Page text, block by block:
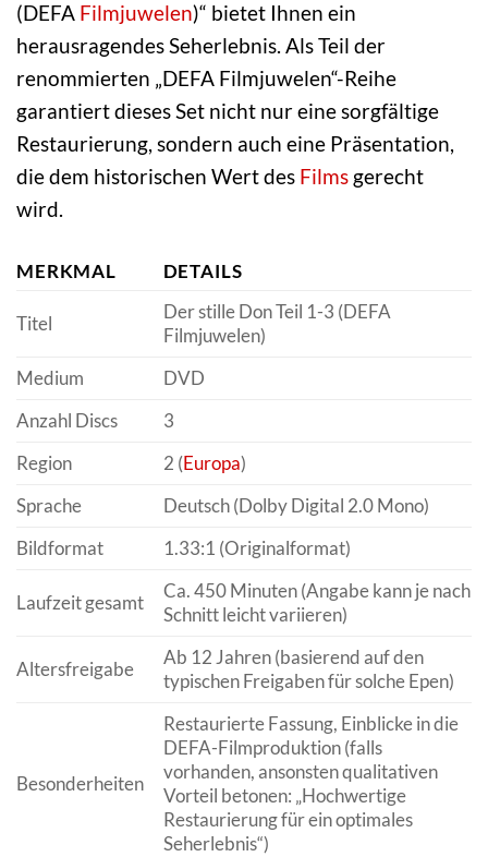
(DEFA Filmjuwelen)“ bietet Ihnen ein
herausragendes Seherlebnis. Als Teil der
renommierten „DEFA Filmjuwelen“-Reihe
garantiert dieses Set nicht nur eine sorgfältige
Restaurierung, sondern auch eine Präsentation,
die dem historischen Wert des Films gerecht
wird.
MERKMAL DETAILS
Titel
Der stille Don Teil 1-3 (DEFA
Filmjuwelen)
Medium
DVD
Anzahl Discs
3
Region
2 (Europa)
Sprache
Deutsch (Dolby Digital 2.0 Mono)
Bildformat
1.33:1 (Originalformat)
Laufzeit gesamt
Ca. 450 Minuten (Angabe kann je nach
Schnitt leicht variieren)
Altersfreigabe
Ab 12 Jahren (basierend auf den
typischen Freigaben für solche Epen)
Besonderheiten
Restaurierte Fassung, Einblicke in die
DEFA-Filmproduktion (falls
vorhanden, ansonsten qualitativen
Vorteil betonen: „Hochwertige
Restaurierung für ein optimales
Seherlebnis“)